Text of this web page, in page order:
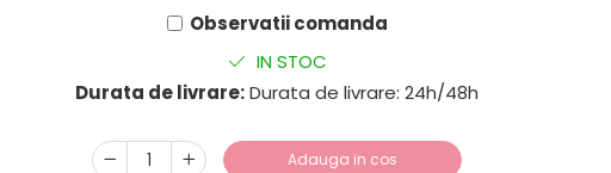
Observatii comanda
IN STOC
Durata de livrare:Durata de livrare: 24h/48h
Adauga in cos